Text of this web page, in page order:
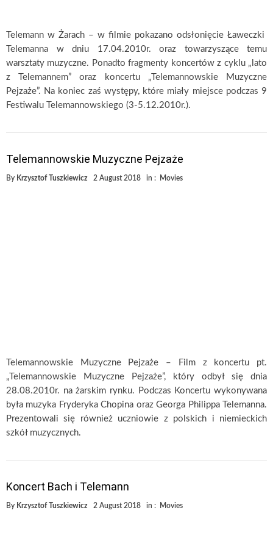
Telemann w Żarach – w filmie pokazano odsłonięcie Ławeczki
Telemanna w dniu 17.04.2010r. oraz towarzyszące temu
warsztaty muzyczne. Ponadto fragmenty koncertów z cyklu „lato
z Telemannem” oraz koncertu „Telemannowskie Muzyczne
Pejzaże”. Na koniec zaś występy, które miały miejsce podczas 9
Festiwalu Telemannowskiego (3-5.12.2010r.).
Telemannowskie Muzyczne Pejzaże
By Krzysztof Tuszkiewicz 2 August 2018 in : Movies
Telemannowskie Muzyczne Pejzaże – Film z koncertu pt.
„Telemannowskie Muzyczne Pejzaże”, który odbył się dnia
28.08.2010r. na żarskim rynku. Podczas Koncertu wykonywana
była muzyka Fryderyka Chopina oraz Georga Philippa Telemanna.
Prezentowali się również uczniowie z polskich i niemieckich
szkół muzycznych.
Koncert Bach i Telemann
By Krzysztof Tuszkiewicz 2 August 2018 in : Movies